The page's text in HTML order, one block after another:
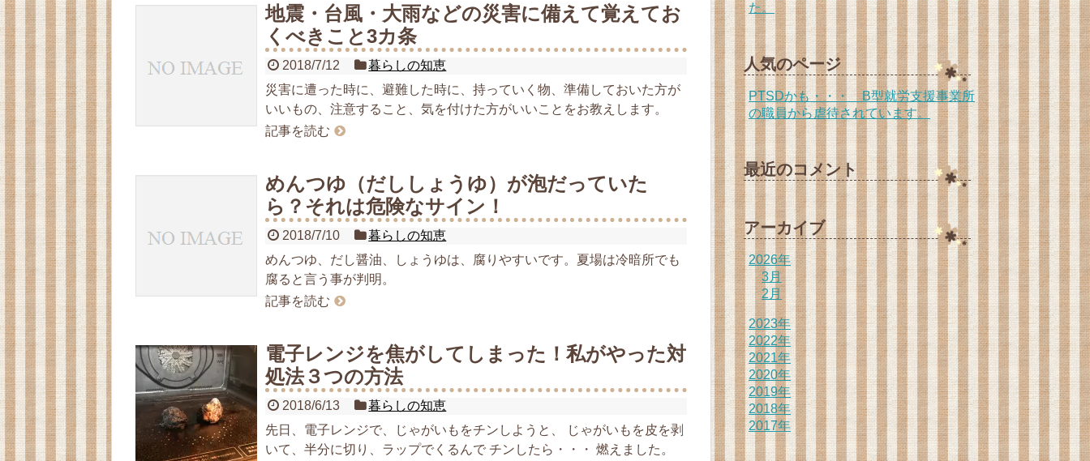
地震・台風・大雨などの災害に備えて覚えてお
くべきこと3カ条
2018/7/12
暮らしの知恵
災害に遭った時に、避難した時に、持っていく物、準備しておいた方が
いいもの、注意すること、気を付けた方がいいことをお教えします。
記事を読む
めんつゆ（だししょうゆ）が泡だっていた
ら？それは危険なサイン！
2018/7/10
暮らしの知恵
めんつゆ、だし醤油、しょうゆは、腐りやすいです。夏場は冷暗所でも
腐ると言う事が判明。
記事を読む
電子レンジを焦がしてしまった！私がやった対
処法３つの方法
2018/6/13
暮らしの知恵
先日、電子レンジで、じゃがいもをチンしようと、 じゃがいもを皮を剥
いて、半分に切り、ラップでくるんで チンしたら・・・ 燃えました。
た。
人気のページ
PTSDかも・・・ B型就労支援事業所
の職員から虐待されています。
最近のコメント
アーカイブ
2026年
3月
2月
2023年
2022年
2021年
2020年
2019年
2018年
2017年